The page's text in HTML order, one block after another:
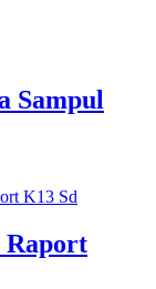
Sampul
Raport